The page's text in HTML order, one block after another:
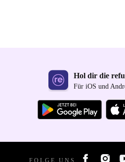
Hol dir die
Für iOS und
FOLGE UNS